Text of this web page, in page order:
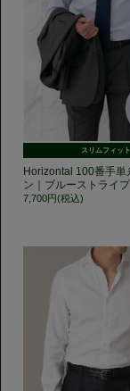
スリムフィット
Horizontal 100番手単
ン｜ブルーストライプ
7,700円(税込)